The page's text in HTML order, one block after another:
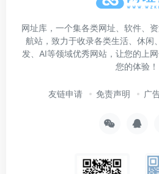
网址库，一个集各类网址、软件、
航站，致力于收录各类生活、休闲
发、AI等领域优秀网站，让您的上
您的体验！
友链申请 免责声明 广